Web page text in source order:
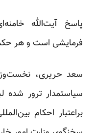
پاسخ آیت‌الله
فرمایشی است و هر
سعد حریری،
سیاستمدار ترور شده
براعتبار احکام